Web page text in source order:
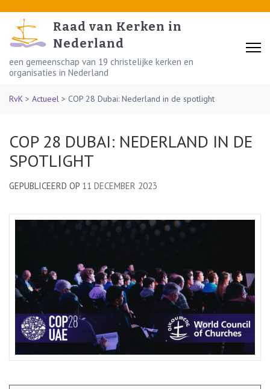
content
(Press
Enter)
Raad van Kerken in
Nederland
een gemeenschap van 19 christelijke kerken en
organisaties in Nederland
RvK > Actueel > COP 28 Dubai: Nederland in de spotlight
COP 28 DUBAI: NEDERLAND IN DE
SPOTLIGHT
GEPUBLICEERD OP 11 DECEMBER 2023